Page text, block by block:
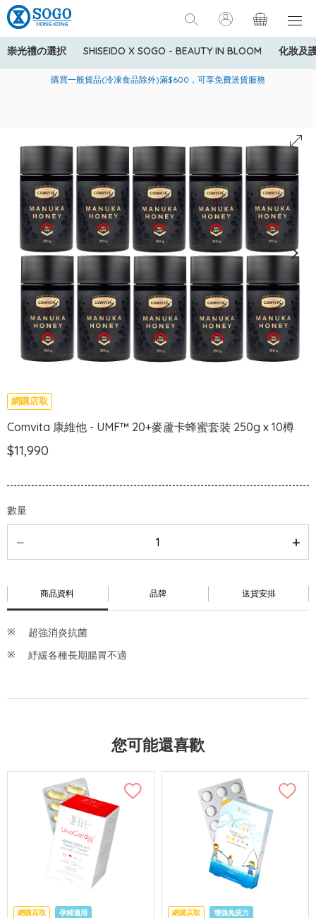
崇光禮の選択 SHISEIDO X SOGO - BEAUTY IN BLOOM 化妝及
美國運通Explorer®信用卡會員購物禮遇：高達5%簽賬回贈！
購買一般貨品(冷凍食品除外)滿$600，可享免費送貨服務
寄送中國內地服務只適用於指定商品，若訂單金額少於HK$600(折
網購店取
Comvita 康維他 - UMF™ 20+麥蘆卡蜂蜜套裝 250g x 10樽
$11,990
數量
商品資料 品牌 送貨安排
超強消炎抗菌
紓緩各種長期腸胃不適
您可能還喜歡
網購店取 孕婦適用 網購店取 增強免疫力